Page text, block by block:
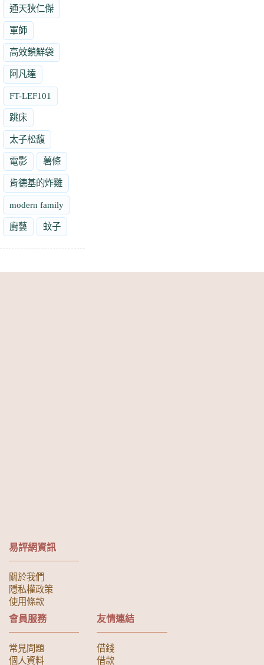
通天狄仁傑
軍師
高效鎖鮮袋
阿凡達
FT-LEF101
跳床
太子松馥
電影 薯條
肯德基的炸雞
modern family
廚藝 蚊子
易評網資訊
關於我們
隱私權政策
使用條款
會員服務
常見問題
個人資料
友情連結
借錢
借款